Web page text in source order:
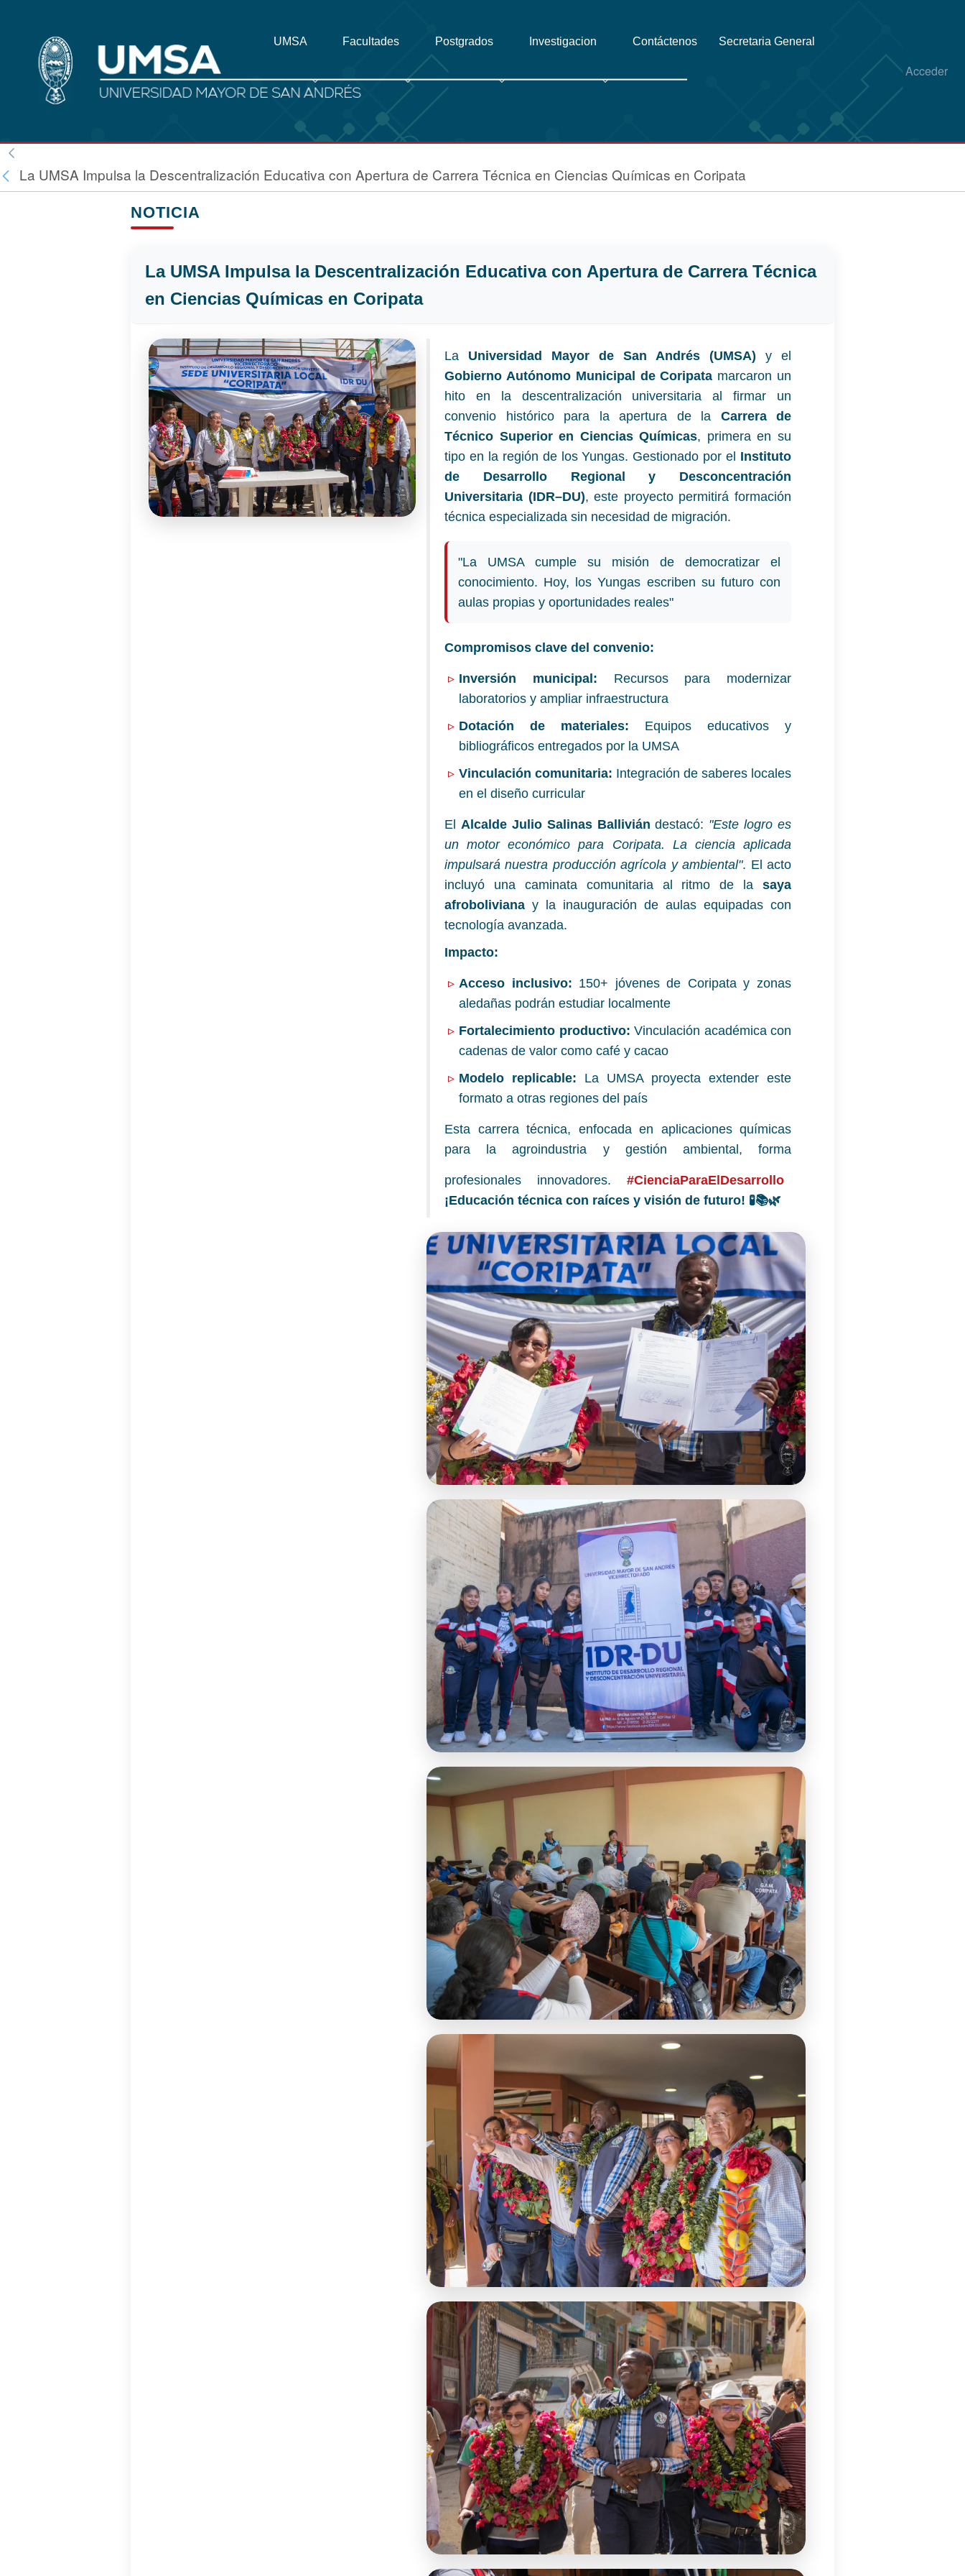
Acceder
UMSA Facultades Postgrados Investigacion Contáctenos Secretaria General
La UMSA Impulsa la Descentralización Educativa con Apertura de Carrera Técnica en Ciencias Químicas en Coripata
NOTICIA
La UMSA Impulsa la Descentralización Educativa con Apertura de Carrera Técnica
en Ciencias Químicas en Coripata
La Universidad Mayor de San Andrés (UMSA) y el
Gobierno Autónomo Municipal de Coripata marcaron un
hito en la descentralización universitaria al firmar un
convenio histórico para la apertura de la Carrera de
Técnico Superior en Ciencias Químicas, primera en su
tipo en la región de los Yungas. Gestionado por el Instituto
de Desarrollo Regional y Desconcentración
Universitaria (IDR–DU), este proyecto permitirá formación
técnica especializada sin necesidad de migración.
"La UMSA cumple su misión de democratizar el
conocimiento. Hoy, los Yungas escriben su futuro con
aulas propias y oportunidades reales"
Compromisos clave del convenio:
Inversión municipal: Recursos para modernizar
laboratorios y ampliar infraestructura
Dotación de materiales: Equipos educativos y
bibliográficos entregados por la UMSA
Vinculación comunitaria: Integración de saberes locales
en el diseño curricular
El Alcalde Julio Salinas Ballivián destacó: "Este logro es
un motor económico para Coripata. La ciencia aplicada
impulsará nuestra producción agrícola y ambiental". El acto
incluyó una caminata comunitaria al ritmo de la saya
afroboliviana y la inauguración de aulas equipadas con
tecnología avanzada.
Impacto:
Acceso inclusivo: 150+ jóvenes de Coripata y zonas
aledañas podrán estudiar localmente
Fortalecimiento productivo: Vinculación académica con
cadenas de valor como café y cacao
Modelo replicable: La UMSA proyecta extender este
formato a otras regiones del país
Esta carrera técnica, enfocada en aplicaciones químicas
para la agroindustria y gestión ambiental, forma
profesionales innovadores. #CienciaParaElDesarrollo
¡Educación técnica con raíces y visión de futuro! 🧪📚🌿